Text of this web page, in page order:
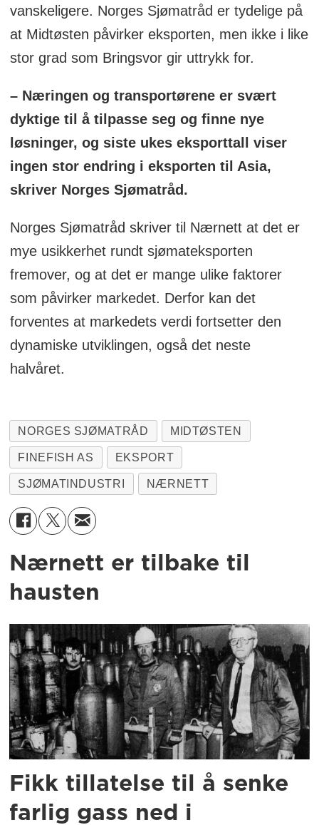
vanskeligere. Norges Sjømatråd er tydelige på
at Midtøsten påvirker eksporten, men ikke i like
stor grad som Bringsvor gir uttrykk for.
– Næringen og transportørene er svært
dyktige til å tilpasse seg og finne nye
løsninger, og siste ukes eksporttall viser
ingen stor endring i eksporten til Asia,
skriver Norges Sjømatråd.
Norges Sjømatråd skriver til Nærnett at det er
mye usikkerhet rundt sjømateksporten
fremover, og at det er mange ulike faktorer
som påvirker markedet. Derfor kan det
forventes at markedets verdi fortsetter den
dynamiske utviklingen, også det neste
halvåret.
NORGES SJØMATRÅD MIDTØSTEN
FINEFISH AS EKSPORT
SJØMATINDUSTRI NÆRNETT
Nærnett er tilbake til
hausten
Fikk tillatelse til å senke
farlig gass ned i